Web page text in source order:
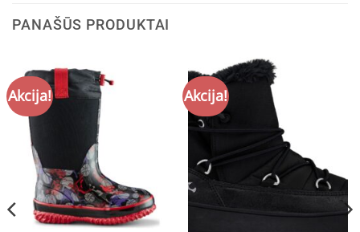
PANAŠŪS PRODUKTAI
Akcija! Akcija!